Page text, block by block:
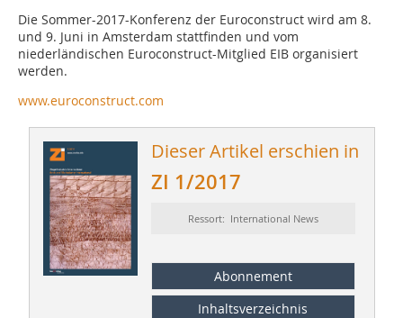
Die Sommer-2017-Konferenz der Euroconstruct wird am 8.
und 9. Juni in Amsterdam stattfinden und vom
niederländischen Euroconstruct-Mitglied EIB organisiert
werden.
www.euroconstruct.com
Dieser Artikel erschien in
ZI 1/2017
Ressort: International News
Abonnement
Inhaltsverzeichnis